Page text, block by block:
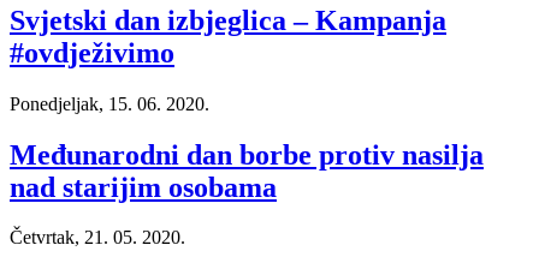
Svjetski dan izbjeglica – Kampanja
#ovdježivimo
Ponedjeljak, 15. 06. 2020.
Međunarodni dan borbe protiv nasilja
nad starijim osobama
Četvrtak, 21. 05. 2020.